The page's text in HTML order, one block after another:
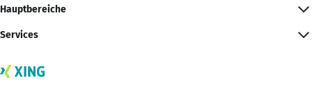
Hauptbereiche
Services